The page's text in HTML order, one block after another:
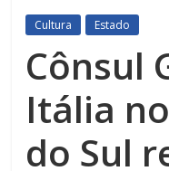
Cultura Estado
Cônsul
Itália
do Sul